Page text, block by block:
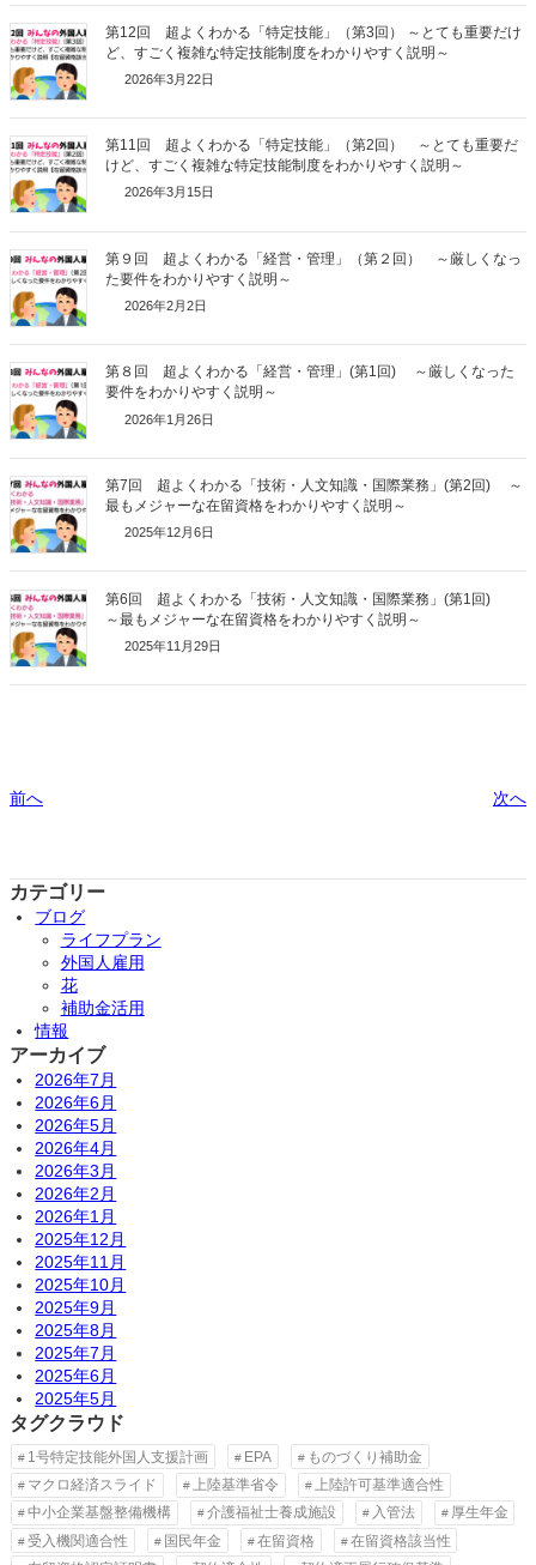
第12回 超よくわかる「特定技能」（第3回） ～とても重要だけ
ど、すごく複雑な特定技能制度をわかりやすく説明～
2026年3月22日
第11回 超よくわかる「特定技能」（第2回） ～とても重要だ
けど、すごく複雑な特定技能制度をわかりやすく説明～
2026年3月15日
第９回 超よくわかる「経営・管理」（第２回） ～厳しくなっ
た要件をわかりやすく説明～
2026年2月2日
第８回 超よくわかる「経営・管理」(第1回) ～厳しくなった
要件をわかりやすく説明～
2026年1月26日
第7回 超よくわかる「技術・人文知識・国際業務」(第2回) ～
最もメジャーな在留資格をわかりやすく説明～
2025年12月6日
第6回 超よくわかる「技術・人文知識・国際業務」(第1回)
～最もメジャーな在留資格をわかりやすく説明～
2025年11月29日
前へ 次へ
カテゴリー
ブログ
ライフプラン
外国人雇用
花
補助金活用
情報
アーカイブ
2026年7月
2026年6月
2026年5月
2026年4月
2026年3月
2026年2月
2026年1月
2025年12月
2025年11月
2025年10月
2025年9月
2025年8月
2025年7月
2025年6月
2025年5月
タグクラウド
1号特定技能外国人支援計画 EPA
ものづくり補助金
マクロ経済スライド
上陸基準省令
上陸許可基準適合性
中小企業基盤整備機構
介護福祉士養成施設 入管法
厚生年金
受入機関適合性
国民年金 在留資格
在留資格該当性